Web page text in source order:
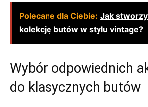
Polecane dla Ciebie: Jak
kolekcję butów w stylu vintage?
Wybór odpowiednich
do klasycznych butów